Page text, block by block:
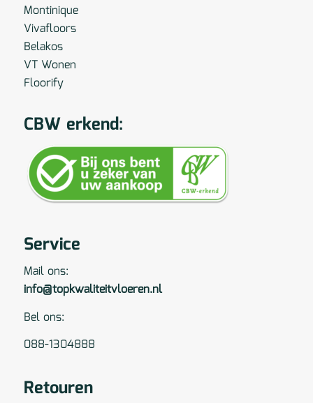
Montinique
Vivafloors
Belakos
VT Wonen
Floorify
CBW erkend:
Service
Mail ons:
info@topkwaliteitvloeren.nl
Bel ons:
088-1304888
Retouren